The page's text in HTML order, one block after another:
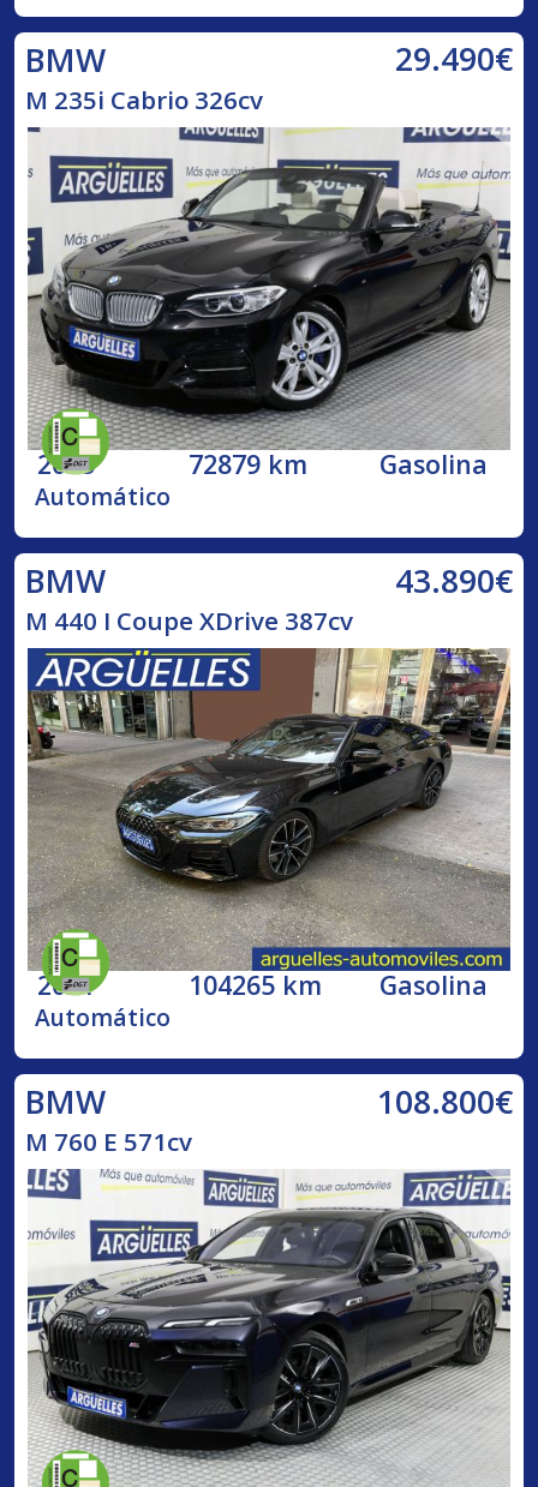
BMW 29.490€
M 235i Cabrio 326cv
2015 72879 km Gasolina
Automático
BMW 43.890€
M 440 I Coupe XDrive 387cv
2021 104265 km Gasolina
Automático
BMW 108.800€
M 760 E 571cv